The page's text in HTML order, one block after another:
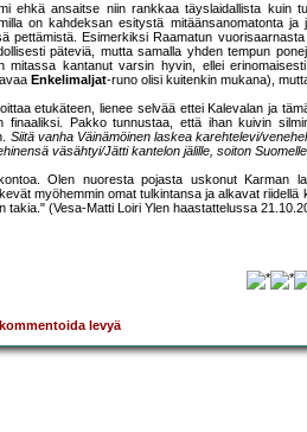
ehkä ansaitse niin rankkaa täyslaidallista kuin
on kahdeksan esitystä mitäänsanomatonta ja
pettämistä. Esimerkiksi Raamatun
päteviä, mutta samalla yhden tempun
mitassa kantanut varsin hyvin, ellei
Enkelimaljat-runo olisi kuitenkin mukana),
etukäteen, lienee selvää ettei Kalevalan ja
finaaliksi. Pakko tunnustaa, että ihan kuivin
Siitä vanha Väinämöinen laskea karehtelevi/
väsähtyi/Jätti kantelon jälille, soiton
Olen nuoresta pojasta uskonut Karman
myöhemmin omat tulkintansa ja alkavat
takia." (Vesa-Matti Loiri Ylen haastattelussa
levyä